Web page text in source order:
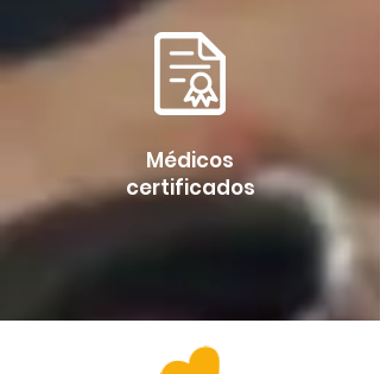
Médicos
certificados